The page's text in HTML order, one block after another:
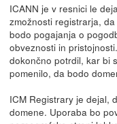
ICANN je v resnici le
zmožnosti registrarja,
bodo pogajanja o
obveznosti in
dokončno potrdil, kar bi
pomenilo, da bodo
ICM Registrary je dejal,
domene. Uporaba bo